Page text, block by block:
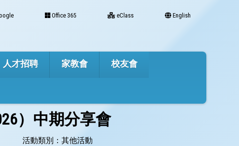
Office 365 eClass English
人才招聘 家教會 校友會
）中期分享會
活動類別：其他活動